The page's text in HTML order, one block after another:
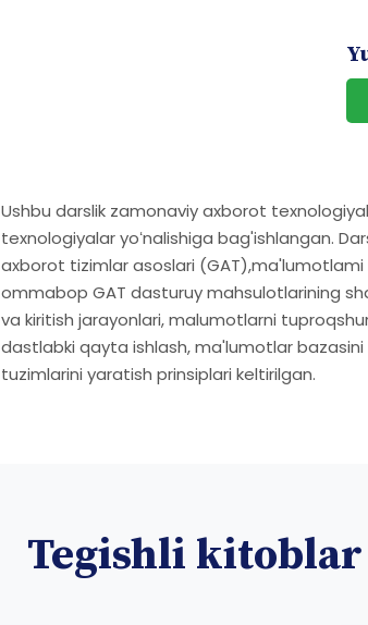
Ushbu darslik zamonaviy axborot
texnologiyalar yoʻnalishiga bag'ishlangan.
axborot tizimlar asoslari
ommabop GAT dasturuy mahsulotlarining
va kiritish jarayonlari, malumotlarni
dastlabki qayta ishlash, ma'lumotlar
tuzimlarini yaratish prinsiplari keltirilgan.
Tegishli kitoblar